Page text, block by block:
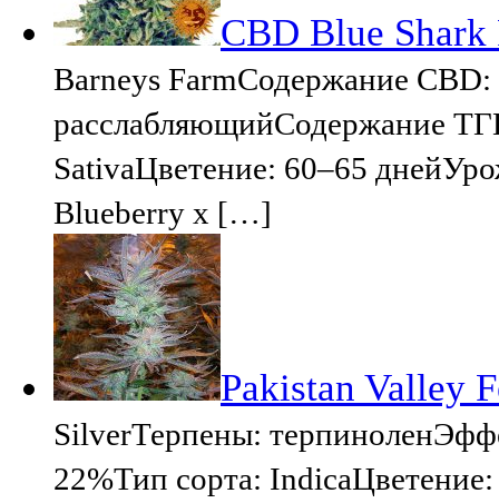
CBD Blue Shark
Barneys FarmСодержание
расслабляющийСодержание
SativaЦветение: 60–65
Blueberry x […]
Pakistan Valley
SilverТерпены:
22%Тип сорта: